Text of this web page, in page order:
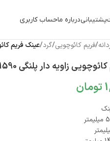
پشتیبانیدرباره ماحساب کاربری
/فریم کائوچویی/گرد/عینک فریم
زاویه دار پلنگی 010101590
تومان